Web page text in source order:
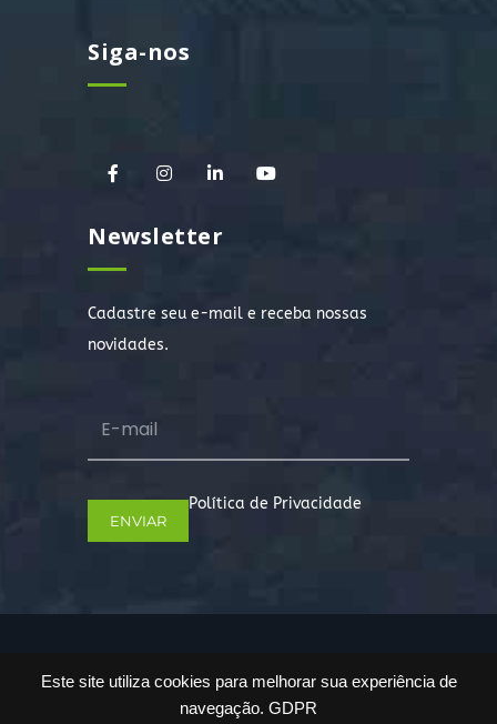
Este site utiliza cookies para melhorar sua experiência de
navegação. GDPR
Siga-nos
Newsletter
Cadastre seu e-mail e receba nossas
novidades.
Política de Privacidade
reservados.